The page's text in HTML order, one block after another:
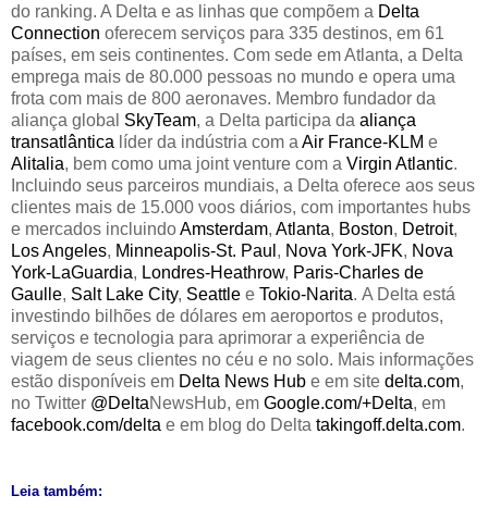
do ranking. A Delta e as linhas que compõem a Delta
Connection oferecem serviços para 335 destinos, em 61
países, em seis continentes. Com sede em Atlanta, a Delta
emprega mais de 80.000 pessoas no mundo e opera uma
frota com mais de 800 aeronaves. Membro fundador da
aliança global SkyTeam, a Delta participa da aliança
transatlântica líder da indústria com a Air France-KLM e
Alitalia, bem como uma joint venture com a Virgin Atlantic.
Incluindo seus parceiros mundiais, a Delta oferece aos seus
clientes mais de 15.000 voos diários, com importantes hubs
e mercados incluindoAmsterdam, Atlanta, Boston, Detroit,
Los Angeles, Minneapolis-St. Paul , Nova York-JFK, Nova
York-LaGuardia, Londres-Heathrow, Paris-Charles de
Gaulle, Salt Lake City, Seattle e Tokio-Narita. A Delta está
investindo bilhões de dólares em aeroportos e produtos,
serviços e tecnologia para aprimorar a experiência de
viagem de seus clientes no céu e no solo. Mais informações
estão disponíveis em Delta News Hub e em site delta.com,
no Twitter @DeltaNewsHub, em Google.com/+Delta, em
facebook.com/delta e em blog do Delta takingoff.delta.com.
Leia também: